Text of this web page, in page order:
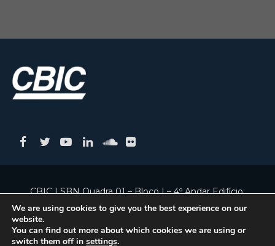
CBIC | SBN Quadra 01 – Bloco I – 4º Andar Edifício:
Armando Monteiro Neto - CEP 70.040-913 - Brasília/DF
We are using cookies to give you the best experience on our
website.
You can find out more about which cookies we are using or
switch them off in settings.